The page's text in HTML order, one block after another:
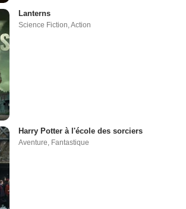
Lanterns
Science Fiction,Action
Harry Potter à l'école des sorciers
Aventure, Fantastique